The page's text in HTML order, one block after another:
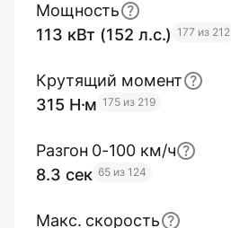
Мощность
113 кВт (152 л.с.) 177 из 212
Крутящий момент
315 Н·м 175 из 219
Разгон 0-100 км/ч
8.3 сек 65 из 124
Макс. скорость